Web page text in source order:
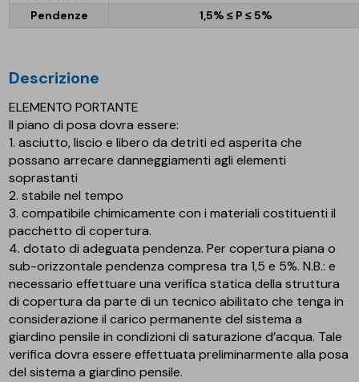
Pendenze 1,5% ≤ P ≤ 5%
descrizione
ELEMENTO PORTANTE
Il piano di posa dovra essere:
1. asciutto, liscio e libero da detriti ed asperita che
possano arrecare danneggiamenti agli elementi
soprastanti
2. stabile nel tempo
3. compatibile chimicamente con i materiali costituenti il
pacchetto di copertura.
4. dotato di adeguata pendenza. Per copertura piana o
sub-orizzontale pendenza compresa tra 1,5 e 5%. N.B.: e
necessario effettuare una verifica statica della struttura
di copertura da parte di un tecnico abilitato che tenga in
considerazione il carico permanente del sistema a
giardino pensile in condizioni di saturazione d’acqua. Tale
verifica dovra essere effettuata preliminarmente alla posa
del sistema a giardino pensile.